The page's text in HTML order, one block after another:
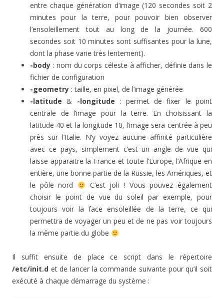
entre chaque génération d’image (120 secondes soit 2
minutes pour la terre, pour pouvoir bien observer
l’ensoleillement tout au long de la journée. 600
secondes soit 10 minutes sont suffisantes pour la lune,
dont la phase varie très lentement).
-body : nom du corps céleste à afficher, définie dans le
fichier de configuration
-geometry : taille, en pixel, de l’image générée
-latitude& -longitude : permet de fixer le point
centrale de l’image pour la terre. En choisissant la
latitude 40 et la longitude 10, l’image sera centrée à peu
près sur l’Italie. N’y voyez aucune affinité particulière
avec ce pays, simplement c’est un angle de vue qui
laisse apparaitre la France et toute l’Europe, l’Afrique en
entière, une bonne partie de la Russie, les Amériques, et
le pôle nord
C’est joli ! Vous pouvez également
choisir le point de vue du soleil par exemple, pour
toujours voir la face ensoleillée de la terre, ce qui
permettra de voyager un peu et de ne pas voir toujours
la même partie du globe
Il suffit ensuite de place ce script dans le répertoire
/etc/init.d et de lancer la commande suivante pour qu’il soit
exécuté à chaque démarrage du système :